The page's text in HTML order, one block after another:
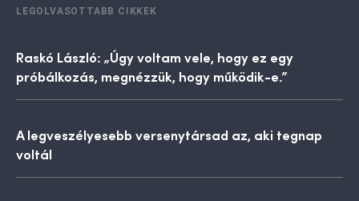
LEGOLVASOTTABB CIKKEK
Raskó László: „Úgy voltam vele, hogy ez egy
próbálkozás, megnézzük, hogy működik-e.”
A legveszélyesebb versenytársad az, aki tegnap
voltál